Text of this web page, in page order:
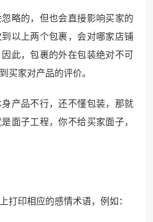
略的，但也会直接影响买家的
以上两个包裹，会对哪家店铺
此，包裹的外在包装绝对不可
买家对产品的评价。
产品不行，还不懂包装，那就
面子工程，你不给买家面子，
打印相应的感情术语，例如：